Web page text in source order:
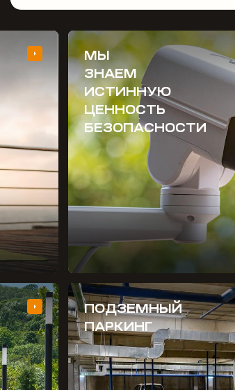
МЫ
ЗНАЕМ
ИСТИННУЮ
ЦЕННОСТЬ
БЕЗОПАСНОСТИ
ПОДЗЕМНЫЙ
ПАРКИНГ